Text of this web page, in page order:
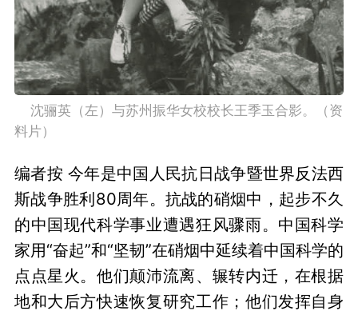
料片）
编者按 今年是中国人民抗日战争暨世界反法西
斯战争胜利80周年。抗战的硝烟中，起步不久
的中国现代科学事业遭遇狂风骤雨。中国科学
家用“奋起”和“坚韧”在硝烟中延续着中国科学的
点点星火。他们颠沛流离、辗转内迁，在根据
地和大后方快速恢复研究工作；他们发挥自身